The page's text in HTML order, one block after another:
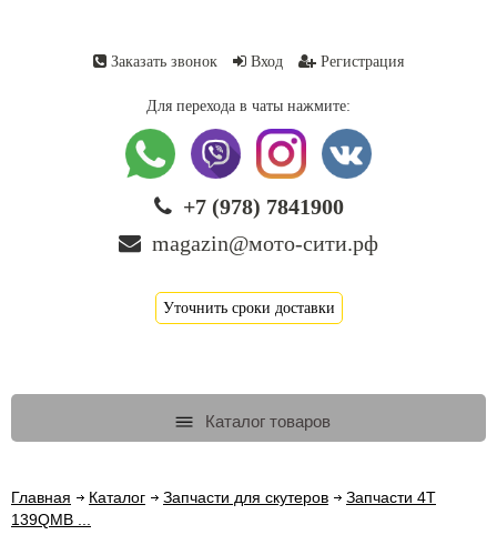
Заказать звонок Вход Регистрация
Для перехода в чаты нажмите:
+7 (978) 7841900
magazin@мото-сити.рф
Уточнить сроки доставки
Каталог товаров
Главная Каталог Запчасти для скутеров
Запчасти 4T
139QMB ...